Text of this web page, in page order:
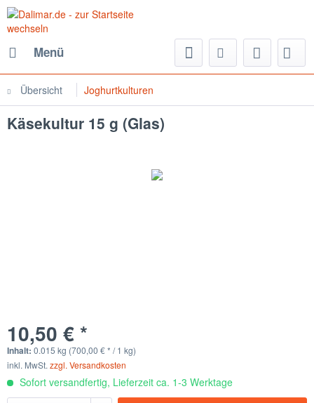
Menü
Übersicht Joghurtkulturen
Käsekultur 15 g (Glas)
10,50 € *
Inhalt: 0.015 kg (700,00 € * / 1 kg)
inkl. MwSt. zzgl. Versandkosten
Sofort versandfertig, Lieferzeit ca. 1-3 Werktage